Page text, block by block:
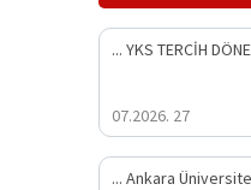
27 .07.2026
Ankara